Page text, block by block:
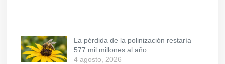
La pérdida de la polinización restaría
577 mil millones al año
4 agosto, 2026